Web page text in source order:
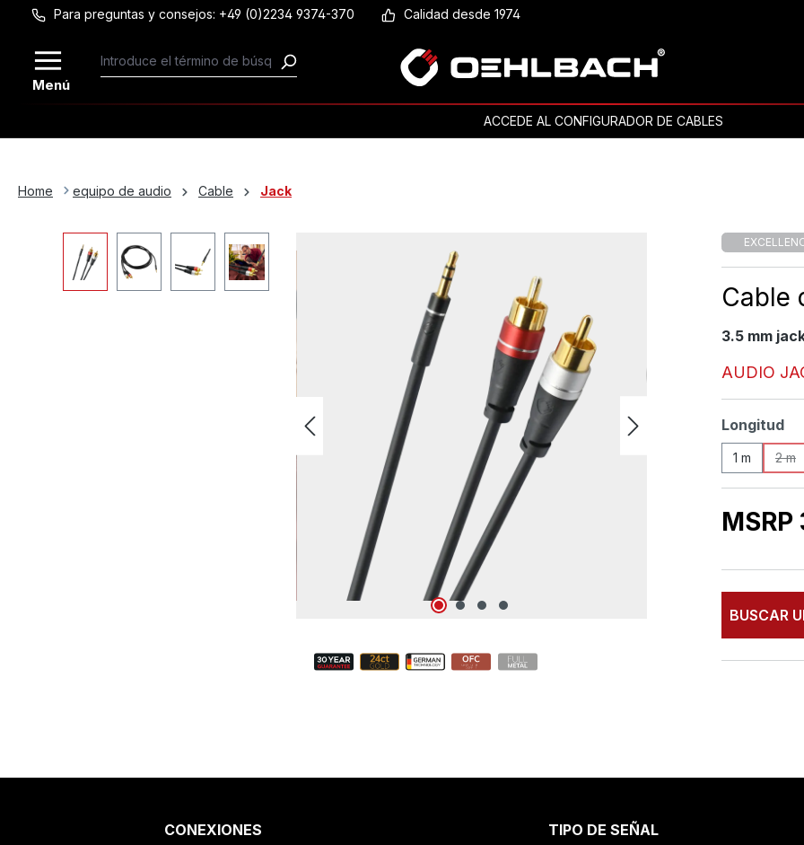
Saltar al contenido principal
Para preguntas y consejos: +49 (0)2234 9374-370 Calidad desde 1974
Menú
ACCEDE AL CONFIGURADOR DE CABLES
Home equipo de audio Cable Jack
Cable
3.5 mm
AUDIO
Seleccione
Longitud
1 m 2 m
BUSCAR
CONEXIONES TIPO DE SEÑAL